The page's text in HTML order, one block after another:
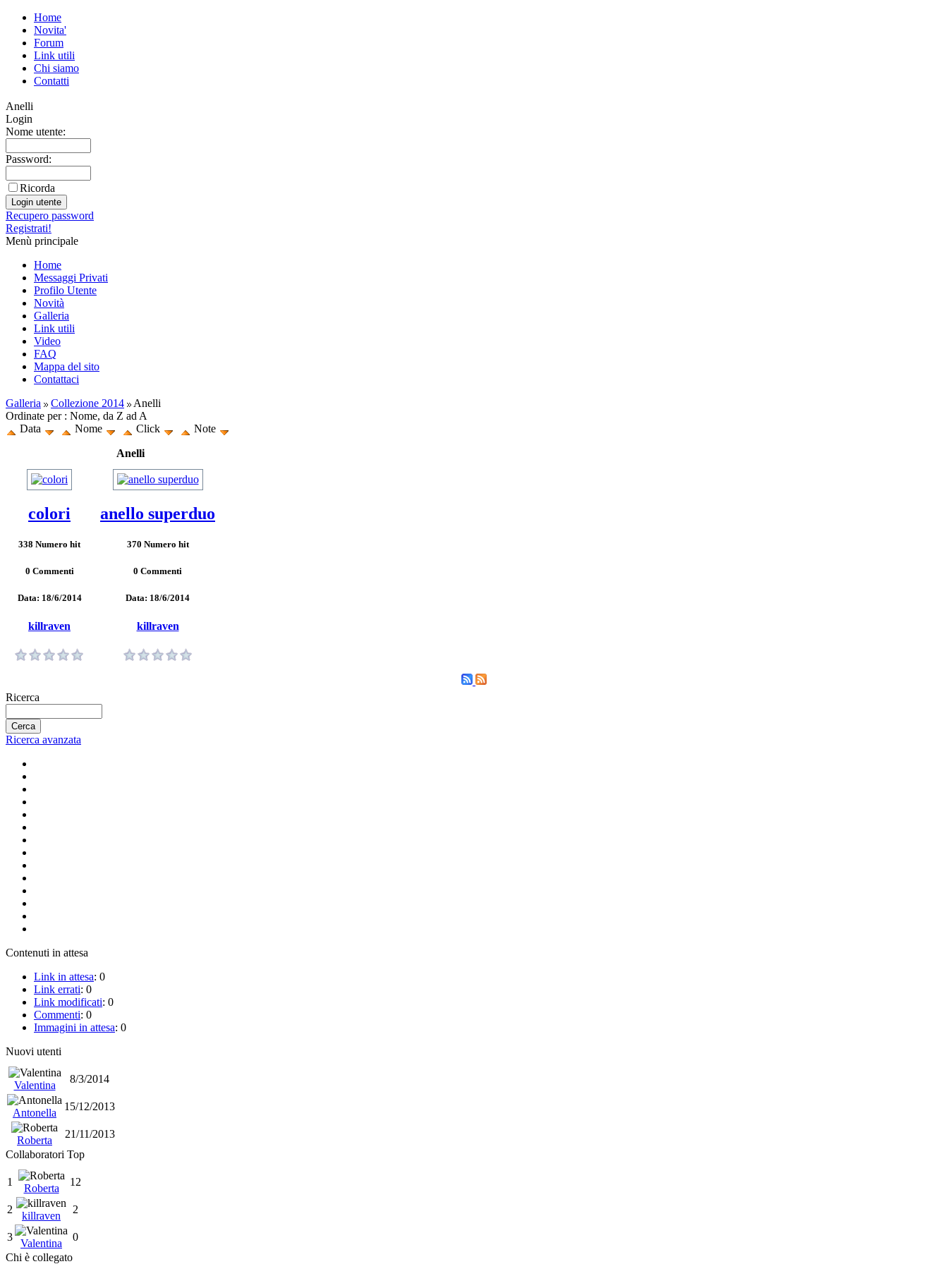
Home
Novita'
Forum
Link utili
Chi siamo
Contatti
Anelli
Login
Nome utente:
Password:
Ricorda
Recupero password
Registrati!
Menù principale
Home
Messaggi Privati
Profilo Utente
Novità
Galleria
Link utili
Video
FAQ
Mappa del sito
Contattaci
Galleria
Collezione 2014
Anelli
Ordinate per : Nome, da Z ad A
Data
Nome Click Note
Anelli
colori
338 Numero hit
0 Commenti
Data: 18/6/2014
killraven
anello superduo
370 Numero hit
0 Commenti
Data: 18/6/2014
killraven
Ricerca
Ricerca avanzata
Contenuti in attesa
Link in attesa: 0
Link errati: 0
Link modificati: 0
Commenti: 0
Immagini in attesa: 0
Nuovi utenti
Valentina
8/3/2014
Antonella
15/12/2013
Roberta
21/11/2013
Collaboratori Top
1
Roberta
12
2
killraven
2
3
Valentina
0
Chi è collegato